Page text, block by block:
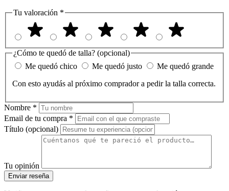
Tu valoración *
¿Cómo te quedó de talla? (opcional)
Me quedó chico
Me quedó justo
Me quedó grande
Con esto ayudás al próximo comprador a pedir la talla correcta.
Nombre *
Email de tu compra *
Título (opcional)
Tu opinión
Enviar reseña